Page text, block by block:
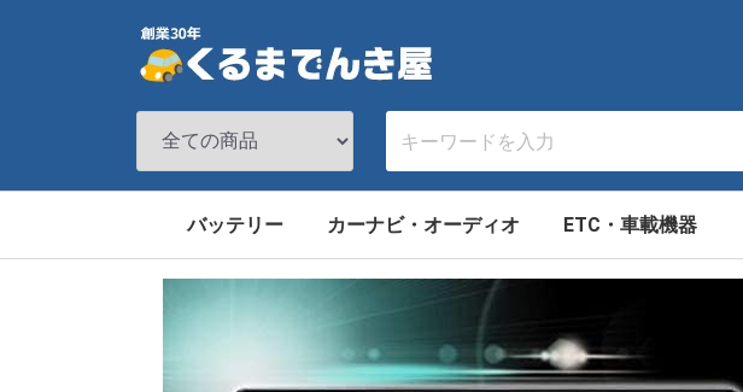
バッテリー
国産車用バッテリー 昭和電工マテリアルズ
アトラス
日立化成
パナソニック
ACデルコ
オプティマ
VARTA
オデッセイ
外国車用バッテリー アトラス
ACデルコ
その他バッテリー サイクル用バッテリー
バイク用バッテリー
バッテリー関連用品
バイク用バッテリー
サイクルバッテリー
その他バッテリー用品
カーナビ・オーディオ ETC・車載機器